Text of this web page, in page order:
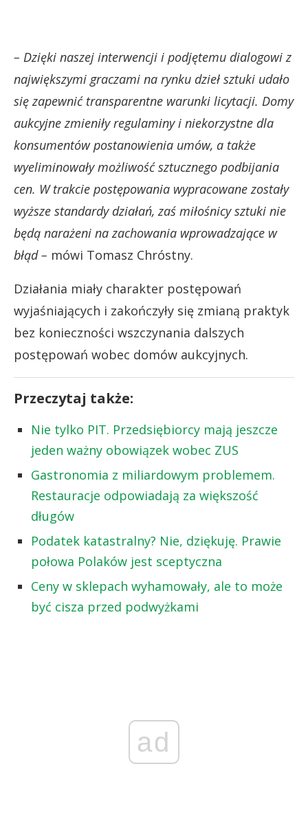
– Dzięki naszej interwencji i podjętemu dialogowi z
największymi graczami na rynku dzieł sztuki udało
się zapewnić transparentne warunki licytacji. Domy
aukcyjne zmieniły regulaminy i niekorzystne dla
konsumentów postanowienia umów, a także
wyeliminowały możliwość sztucznego podbijania
cen. W trakcie postępowania wypracowane zostały
wyższe standardy działań, zaś miłośnicy sztuki nie
będą narażeni na zachowania wprowadzające w
błąd – mówi Tomasz Chróstny.
Działania miały charakter postępowań
wyjaśniających i zakończyły się zmianą praktyk
bez konieczności wszczynania dalszych
postępowań wobec domów aukcyjnych.
Przeczytaj także:
Nie tylko PIT. Przedsiębiorcy mają jeszcze
jeden ważny obowiązek wobec ZUS
Gastronomia z miliardowym problemem.
Restauracje odpowiadają za większość
długów
Podatek katastralny? Nie, dziękuję. Prawie
połowa Polaków jest sceptyczna
Ceny w sklepach wyhamowały, ale to może
być cisza przed podwyżkami
ad